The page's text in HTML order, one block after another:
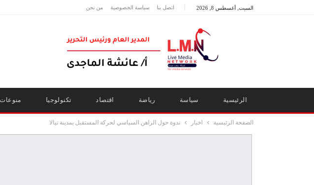
السبت, أغسطس 8, 2026 اتصل بنا سياسة الخصوصية من نحن
الرئيسية سياسة رياضة اقتصاد تكنولوجيا منوعات
الصفحة الرئيسية اخبار ندوة حول الراهن السياسي لحركة المستقبل بمدينة نيالا